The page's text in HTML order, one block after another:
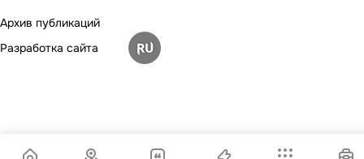
Архив публикаций
Разработка сайта